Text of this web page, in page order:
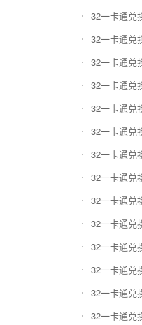
32一卡通兑
32一卡通兑
32一卡通兑
32一卡通兑
32一卡通兑
32一卡通兑
32一卡通兑
32一卡通兑
32一卡通兑
32一卡通兑
32一卡通兑
32一卡通兑